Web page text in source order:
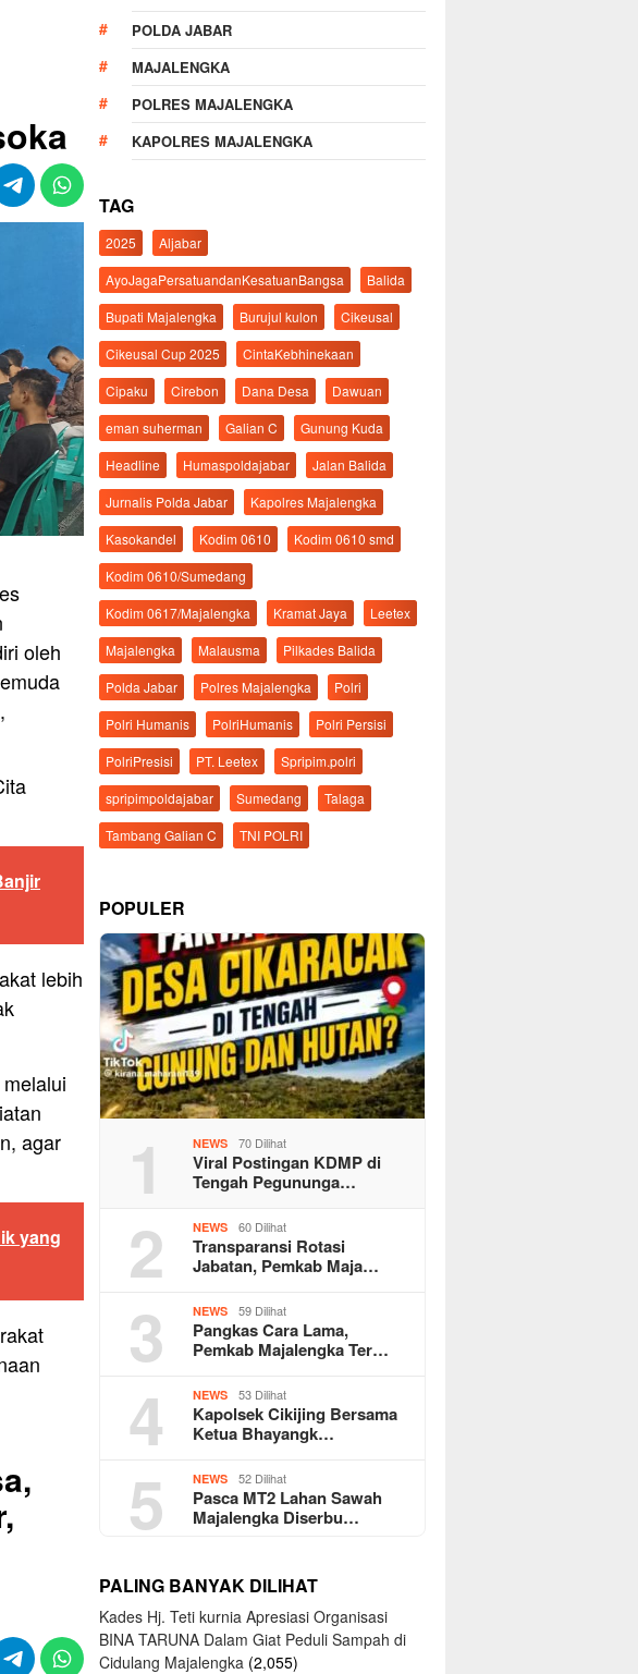
oleh
lebih
agar
yang
POLDA JABAR
MAJALENGKA
POLRES MAJALENGKA
KAPOLRES MAJALENGKA
TAG
2025
Aljabar
AyoJagaPersatuandanKesatuanBangsa
Balida
Bupati Majalengka
Burujul kulon
Cikeusal
Cikeusal Cup 2025
CintaKebhinekaan
Cipaku
Cirebon Dana Desa
Dawuan
eman suherman
Galian C
Gunung Kuda
Headline
Humaspoldajabar
Jalan Balida
Jurnalis Polda Jabar
Kapolres Majalengka
Kasokandel
Kodim 0610
Kodim 0610 smd
Kodim 0610/Sumedang
Kodim 0617/Majalengka
Kramat Jaya
Leetex
Majalengka
Malausma
Pilkades Balida
Polda Jabar
Polres Majalengka
Polri
Polri Humanis
PolriHumanis
Polri Persisi
PolriPresisi
PT. Leetex
Spripim.polri
spripimpoldajabar
Sumedang
Talaga
Tambang Galian C
TNI POLRI
POPULER
1 NEWS 70 Dilihat
Viral Postingan KDMP di
Tengah Pegununga…
2 NEWS 60 Dilihat
Transparansi Rotasi
Jabatan, Pemkab Maja…
3 NEWS 59 Dilihat
Pangkas Cara Lama,
Pemkab Majalengka Ter…
4 NEWS 53 Dilihat
Kapolsek Cikijing Bersama
Ketua Bhayangk…
5 NEWS 52 Dilihat
Pasca MT2 Lahan Sawah
Majalengka Diserbu…
PALING BANYAK DILIHAT
Kades Hj. Teti kurnia Apresiasi Organisasi
BINA TARUNA Dalam Giat Peduli Sampah di
Cidulang Majalengka (2,055)